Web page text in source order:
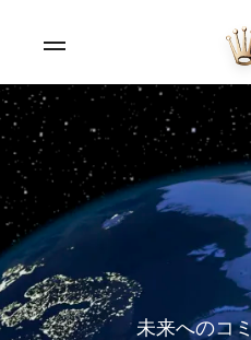
未来へのコ